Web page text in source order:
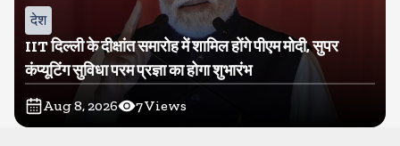
देश
IIT दिल्ली के दीक्षांत समारोह में शामिल होंगे पीएम मोदी, सुपर
कंप्यूटिंग सुविधा परम प्रज्ञा का होगा शुभारंभ
Aug 8, 2026 7Views